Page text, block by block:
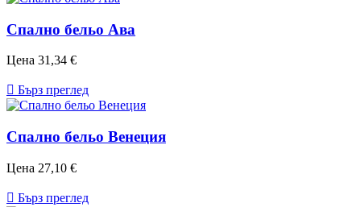
Спално бельо Ава
Цена 31,34 €
 Бърз преглед
Спално бельо Венеция
Цена 27,10 €
 Бърз преглед